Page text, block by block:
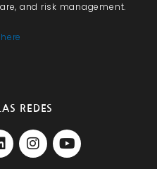
and risk management.
here
REDES
I
n
Y
o